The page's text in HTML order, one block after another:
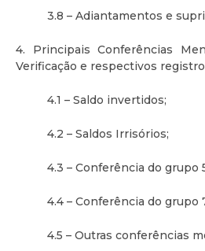
3.8 – Adiantamentos e
4. Principais Conferências
Verificação e respectivos
4.1 – Saldo invertidos;
4.2 – Saldos Irrisórios;
4.3 – Conferência do grupo
4.4 – Conferência do grupo
4.5 – Outras conferências